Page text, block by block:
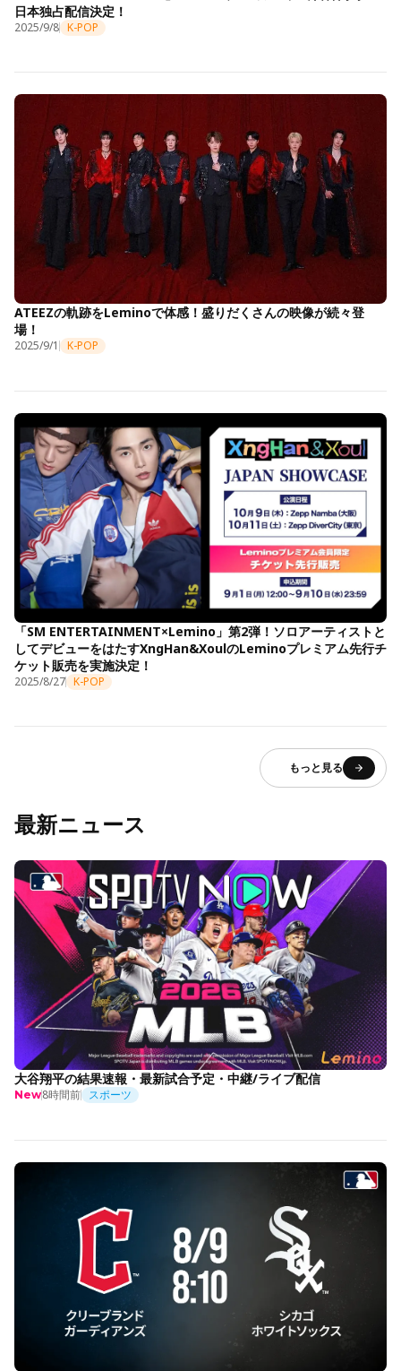
日本独占配信決定！
2025/9/8 K-POP
ATEEZの軌跡をLeminoで体感！盛りだくさんの映像が続々登
場！
2025/9/1 K-POP
「SM ENTERTAINMENT×Lemino」第2弾！ソロアーティストと
してデビューをはたすXngHan&XoulのLeminoプレミアム先行チ
ケット販売を実施決定！
2025/8/27 K-POP
もっと見る
最新ニュース
大谷翔平の結果速報・最新試合予定・中継/ライブ配信
New8時間前 スポーツ